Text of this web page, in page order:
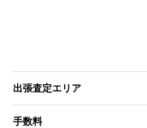
出張査定エリア
手数料